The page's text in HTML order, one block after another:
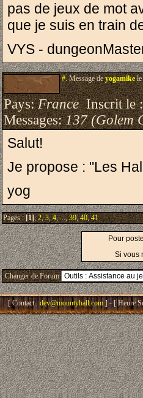
pas de jeux de mot
que je suis en train
VYS -
#.Message deyogamikele
Pays:FranceInscrit le
Messages:137 (Golem
Salut!
Je propose : "Les
yog
Pages :[1],2,3,4, ...,39,40,41
Pour
Si vous
Changer de Forum
[ Contact : dev@mountyhall.com ] - [ Heure